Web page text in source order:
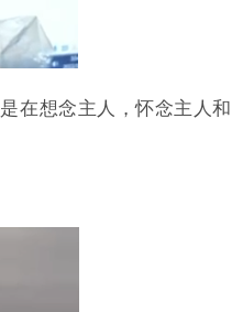
在想念主人，怀念主人